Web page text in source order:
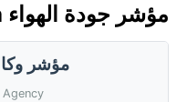
مؤشر جودة الهواء in Thaba-Tseka, ليسوتو 🇱🇸 (AQI)
مؤشر